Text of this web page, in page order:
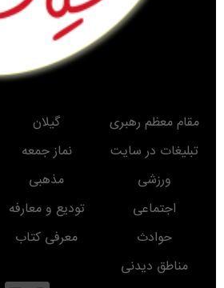
مقام معظم رهبری گیلان
تبلیغات در سایت
نماز جمعه
ورزشی
مذهبی
اجتماعی
تودیع و معارفه
حوادث
معرفی کتاب
مناطق دیدنی